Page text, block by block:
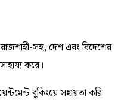
সহ, দেশ এবং বিদেশের
করে।
বুকিংয়ে সহায়তা করি